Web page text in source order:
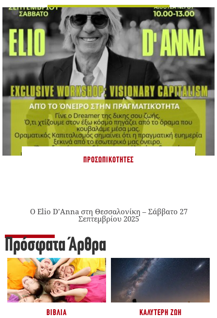
ΠΡΟΣΩΠΙΚΌΤΗΤΕΣ
Ο Elio D’Anna στη Θεσσαλονίκη – Σάββατο 27
Σεπτεμβρίου 2025
Πρόσφατα Άρθρα
ΒΙΒΛΊΑ ΚΑΛΎΤΕΡΗ ΖΩΉ